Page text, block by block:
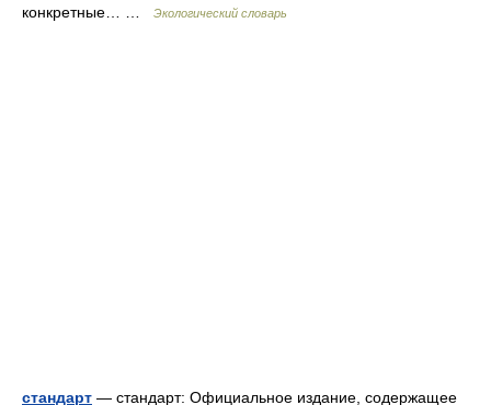
конкретные… …
Экологический словарь
стандарт — стандарт: Официальное издание, содержащее